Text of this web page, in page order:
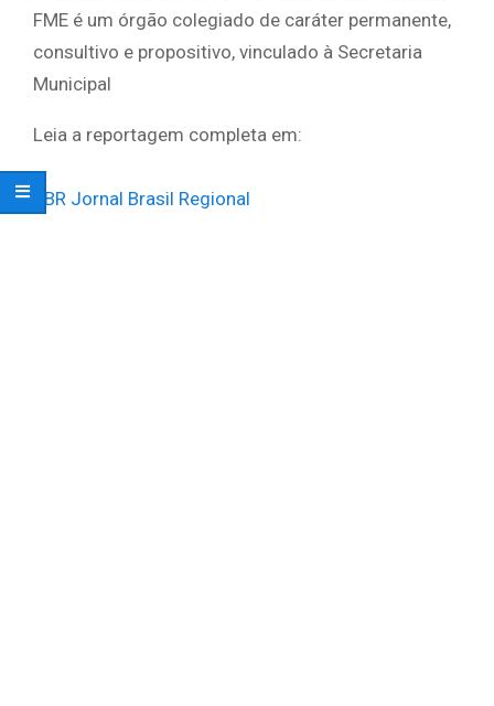
FME é um órgão colegiado de caráter permanente,
consultivo e propositivo, vinculado à Secretaria
Municipal
Leia a reportagem completa em:
JBR Jornal Brasil Regional